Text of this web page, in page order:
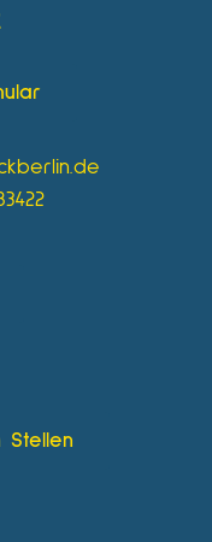
Stellen